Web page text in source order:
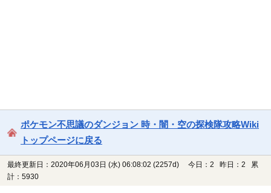
ポケモン不思議のダンジョン 時・闇・空の探検隊攻略Wiki
トップページに戻る
最終更新日：2020年06月03日 (水) 06:08:02 (2257d)
今日：2 昨日：2 累
計：5930